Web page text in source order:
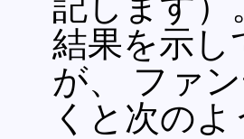
結果を示し
が、 ファ
くと次の